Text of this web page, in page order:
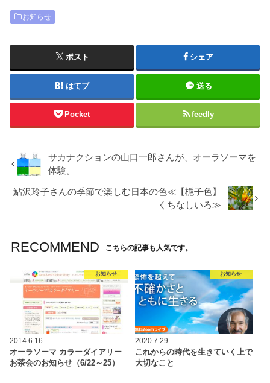
お知らせ
ポスト シェア
はてブ 送る
Pocket feedly
サカナクションの山口一郎さんが、オーラソーマを
体験。
鮎沢玲子さんの季節で楽しむ日本の色≪【梔子色】
くちなしいろ≫
RECOMMEND こちらの記事も人気です。
お知らせ
2014.6.16
オーラソーマ カラーダイアリー
お茶会のお知らせ（6/22～25）
お知らせ
2020.7.29
これからの時代を生きていく上で
大切なこと